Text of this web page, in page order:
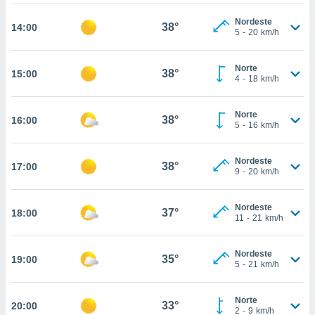
site
de que
para
não
o
de
através
14:00 38°
Nordeste
5 - 20 km/h
15:00 38°
Norte
4 - 18 km/h
16:00 38°
Norte
5 - 16 km/h
17:00 38°
Nordeste
9 - 20 km/h
18:00 37°
Nordeste
11 - 21 km/h
19:00 35°
Nordeste
5 - 21 km/h
20:00 33°
Norte
2 - 9 km/h